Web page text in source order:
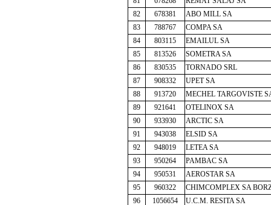
82
678381
ABO MILL SA
83
788767
COMPA SA
84
803115
EMAILUL SA
85
813526
SOMETRA SA
86
830535
TORNADO SRL
87
908332
UPET SA
88
913720
MECHEL TARGOVISTE
89
921641
OTELINOX SA
90
933930
ARCTIC SA
91
943038
ELSID SA
92
948019
LETEA SA
93
950264
PAMBAC SA
94
950531
AEROSTAR SA
95
960322
CHIMCOMPLEX SA
96
1056654
U.C.M. RESITA SA